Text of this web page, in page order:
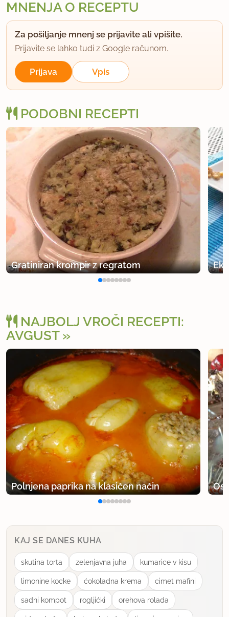
MNENJA O RECEPTU
Za pošiljanje mnenj se prijavite ali vpišite.
Prijavite se lahko tudi z Google računom.
Prijava Vpis
PODOBNI RECEPTI
Gratiniran krompir z regratom
NAJBOLJ VROČI RECEPTI:
AVGUST
Polnjena paprika na klasičen način
KAJ SE DANES KUHA
skutina torta zelenjavna juha kumarice v kisu
limonine kocke ćokoladna krema cimet mafini
sadni kompot rogljićki orehova rolada